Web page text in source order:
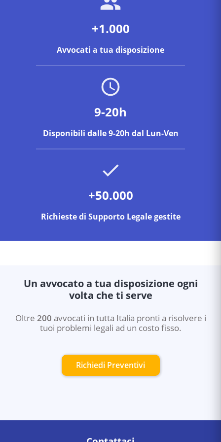
locatore è obbligato a versare al conduttore un
Viterbo verifica la validità della disdetta e i presupposti
+1.000
Avvocati a tua disposizione
9-20h
Disponibili dalle 9-20h dal Lun-Ven
+50.000
Richieste di Supporto Legale gestite
Un avvocato a tua disposizione ogni
volta che ti serve
Oltre 200 avvocati in tutta Italia pronti a risolvere i
tuoi problemi legali ad un costo fisso.
Richiedi Preventivi